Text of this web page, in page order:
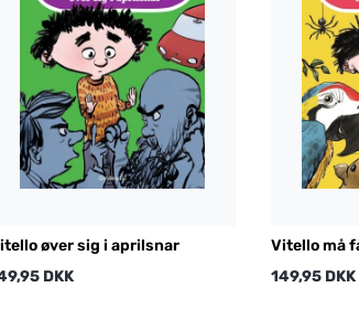
øver sig i aprilsnar
DKK
Vitello må
149,95 DKK